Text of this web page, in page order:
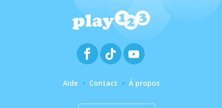
Aide Contact À propos